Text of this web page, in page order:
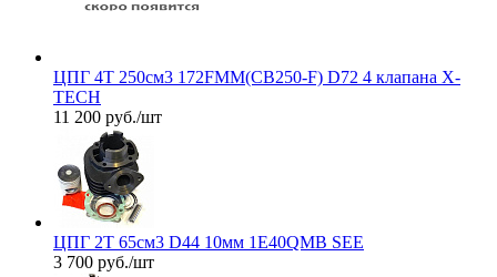
ЦПГ 4Т 250см3 172FMM(CB250-F) D72 4 клапана X-
TECH
11 200 руб./шт
ЦПГ 2T 65см3 D44 10мм 1E40QMB SEE
3 700 руб./шт